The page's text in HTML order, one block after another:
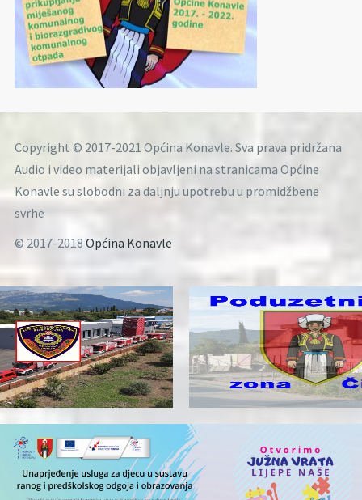
Copyright © 2017-2021 Općina Konavle. Sva prava pridržana
Audio i video materijali objavljeni na stranicama Općine
Konavle su slobodni za daljnju upotrebu u promidžbene
svrhe
© 2017-2018 Općina Konavle